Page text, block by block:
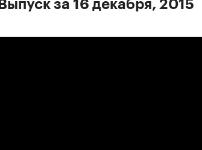
Выпуск за 16 декабря, 2015